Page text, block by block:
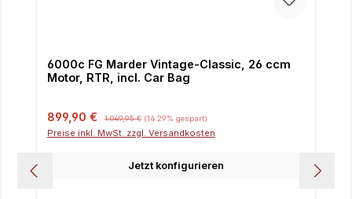
6000c FG Marder Vintage-Classic, 26 ccm
Motor, RTR, incl. Car Bag
Verkaufspreis:
899,90 € Regulärer Preis:
1.049,95 € (14.29% gespart)
Preise inkl. MwSt. zzgl. Versandkosten
Jetzt konfigurieren